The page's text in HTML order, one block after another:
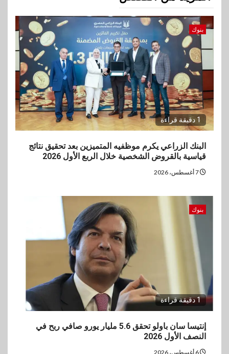
بنوك
1 دقيقة قراءة
البنك الزراعي يكرم موظفيه المتميزين بعد تحقيق نتائج
قياسية بالقروض الشخصية خلال الربع الأول 2026
بنوك
1 دقيقة قراءة
إنتيسا سان باولو تحقق 5.6 مليار يورو صافي ربح في
النصف الأول 2026